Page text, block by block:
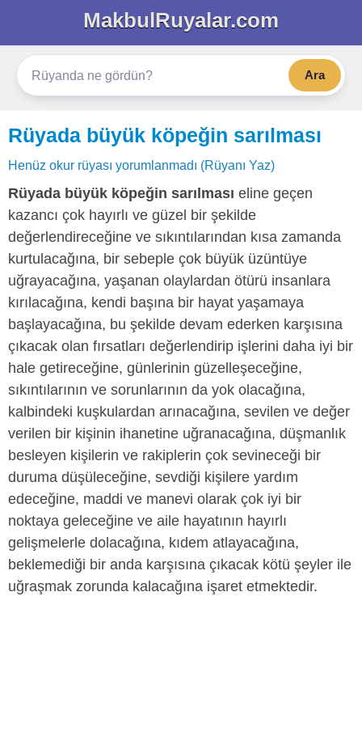
MakbulRuyalar.com
Ara
Rüyada büyük köpeğin sarılması
Henüz okur rüyası yorumlanmadı (Rüyanı Yaz)
Rüyada büyük köpeğin sarılması eline geçen
kazancı çok hayırlı ve güzel bir şekilde
değerlendireceğine ve sıkıntılarından kısa zamanda
kurtulacağına, bir sebeple çok büyük üzüntüye
uğrayacağına, yaşanan olaylardan ötürü insanlara
kırılacağına, kendi başına bir hayat yaşamaya
başlayacağına, bu şekilde devam ederken karşısına
çıkacak olan fırsatları değerlendirip işlerini daha iyi bir
hale getireceğine, günlerinin güzelleşeceğine,
sıkıntılarının ve sorunlarının da yok olacağına,
kalbindeki kuşkulardan arınacağına, sevilen ve değer
verilen bir kişinin ihanetine uğranacağına, düşmanlık
besleyen kişilerin ve rakiplerin çok sevineceği bir
duruma düşüleceğine, sevdiği kişilere yardım
edeceğine, maddi ve manevi olarak çok iyi bir
noktaya geleceğine ve aile hayatının hayırlı
gelişmelerle dolacağına, kıdem atlayacağına,
beklemediği bir anda karşısına çıkacak kötü şeyler ile
uğraşmak zorunda kalacağına işaret etmektedir.